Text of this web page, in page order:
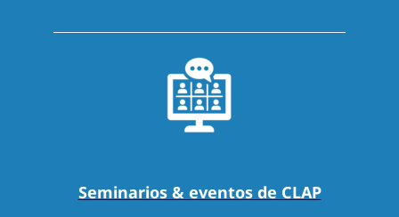
Seminarios & eventos de CLAP